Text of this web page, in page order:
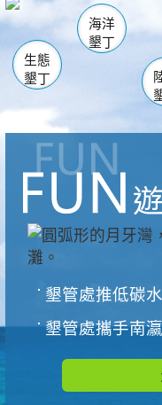
海生館
恆春
龍鑾潭自
瓊麻館
關山
白砂
生態
墾丁
海洋
墾丁
墾管處推低碳水
墾管處攜手南瀛